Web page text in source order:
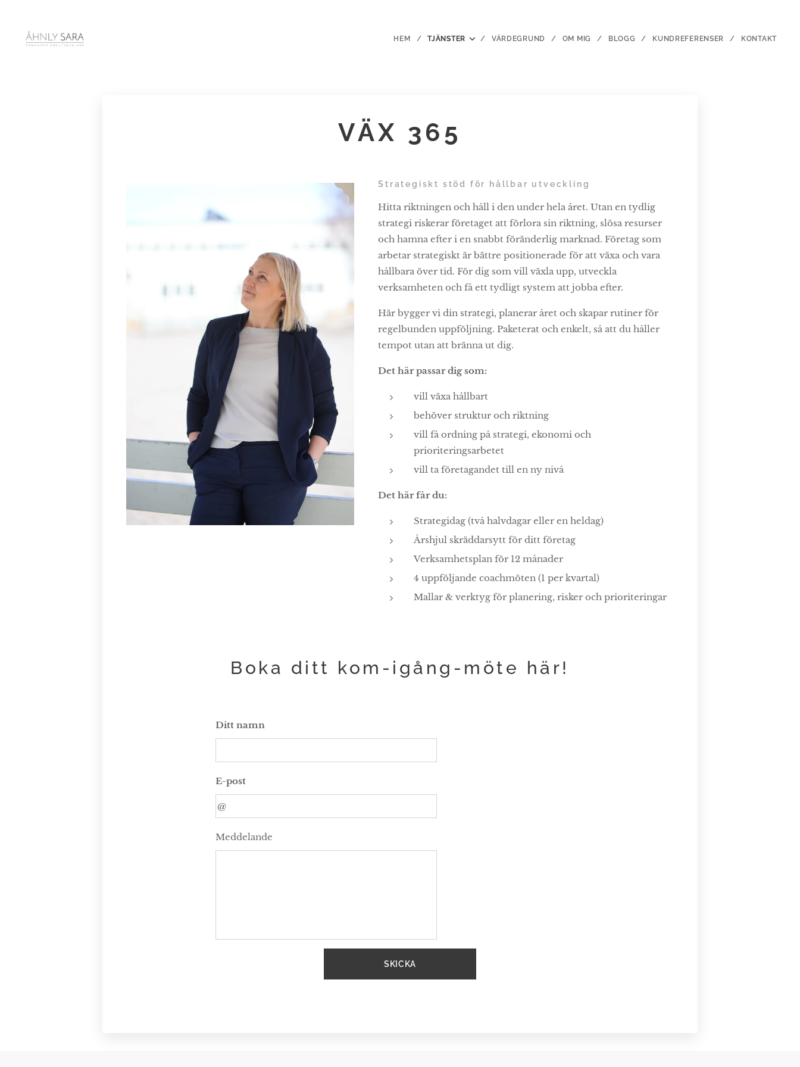
HEM TJÄNSTER VÄRDEGRUND OM MIG BLOGG KUNDREFERENSER KONTAKT
VÄX 365
Strategiskt stöd för hållbar utveckling
Hitta riktningen och håll i den under hela året. Utan en tydlig
strategi riskerar företaget att förlora sin riktning, slösa resurser
och hamna efter i en snabbt föränderlig marknad. Företag som
arbetar strategiskt är bättre positionerade för att växa och vara
hållbara över tid. För dig som vill växla upp, utveckla
verksamheten och få ett tydligt system att jobba efter.
Här bygger vi din strategi, planerar året och skapar rutiner för
regelbunden uppföljning. Paketerat och enkelt, så att du håller
tempot utan att bränna ut dig.
Det här passar dig som:
vill växa hållbart
behöver struktur och riktning
vill få ordning på strategi, ekonomi och
prioriteringsarbetet
vill ta företagandet till en ny nivå
Det här får du:
Strategidag (två halvdagar eller en heldag)
Årshjul skräddarsytt för ditt företag
Verksamhetsplan för 12 månader
4 uppföljande coachmöten (1 per kvartal)
Mallar & verktyg för planering, risker och prioriteringar
Boka ditt kom-igång-möte här!
Ditt namn
E-post
Meddelande
SKICKA